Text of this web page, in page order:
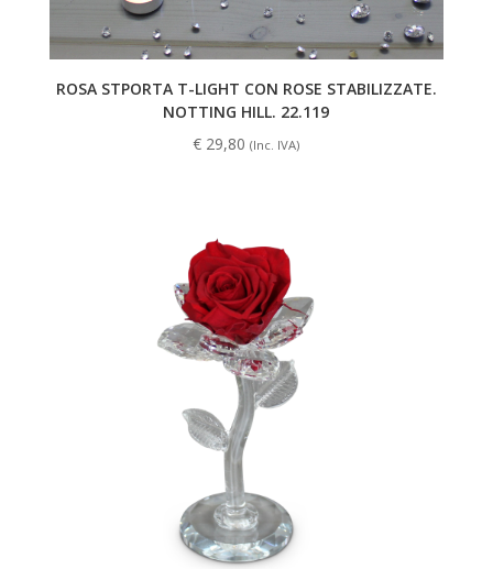
ROSA STPORTA T-LIGHT CON ROSE STABILIZZATE.
NOTTING HILL. 22.119
€ 29,80 (Inc. IVA)